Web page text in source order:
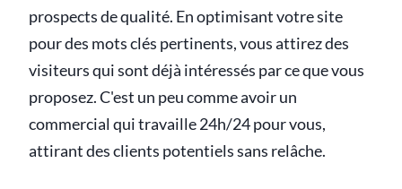
prospects de qualité. En optimisant votre site
pour des mots clés pertinents, vous attirez des
visiteurs qui sont déjà intéressés par ce que vous
proposez. C'est un peu comme avoir un
commercial qui travaille 24h/24 pour vous,
attirant des clients potentiels sans relâche.